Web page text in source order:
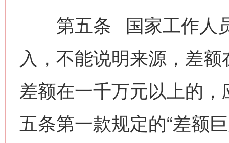
第五条 国家工作人员
入，不能说明来源，差
差额在一千万元以上的
五条第一款规定的“差额